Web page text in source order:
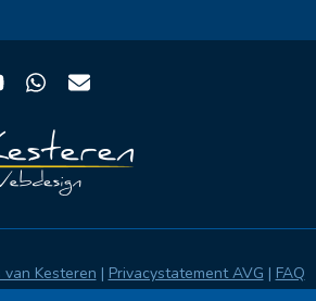
Whatsapp
Email
van Kesteren | Privacystatement AVG | FAQ